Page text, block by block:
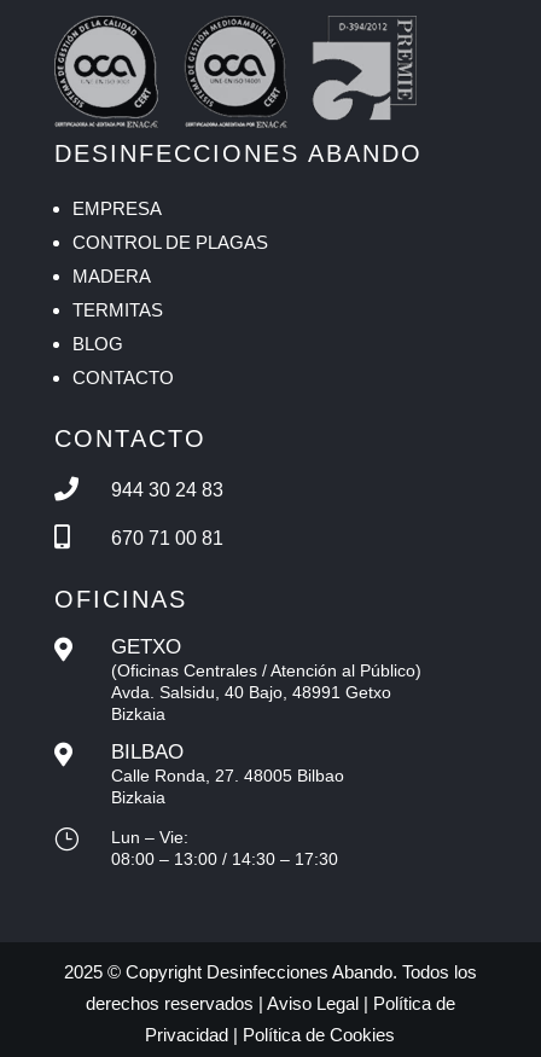
DESINFECCIONES ABANDO
EMPRESA
CONTROL DE PLAGAS
MADERA
TERMITAS
BLOG
CONTACTO
CONTACTO
 944 30 24 83
 670 71 00 81
OFICINAS
 GETXO
(Oficinas Centrales / Atención al Público)
Avda. Salsidu, 40 Bajo, 48991 Getxo
Bizkaia
 BILBAO
Calle Ronda, 27. 48005 Bilbao
Bizkaia
}
Lun – Vie:
08:00 – 13:00 / 14:30 – 17:30
2025 © Copyright Desinfecciones Abando. Todos los
derechos reservados | Aviso Legal| Política de
Privacidad | Política de Cookies